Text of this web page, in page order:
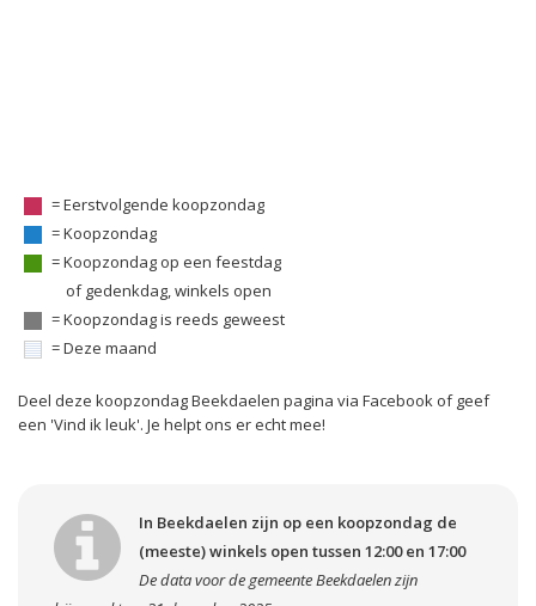
= Eerstvolgende koopzondag
= Koopzondag
= Koopzondag op een feestdag
of gedenkdag, winkels open
= Koopzondag is reeds geweest
= Deze maand
Deel deze koopzondag Beekdaelen pagina via Facebook of geef
een 'Vind ik leuk'. Je helpt ons er echt mee!
In Beekdaelen zijn op een koopzondag de
(meeste) winkels open tussen 12:00 en 17:00
De data voor de gemeente Beekdaelen zijn